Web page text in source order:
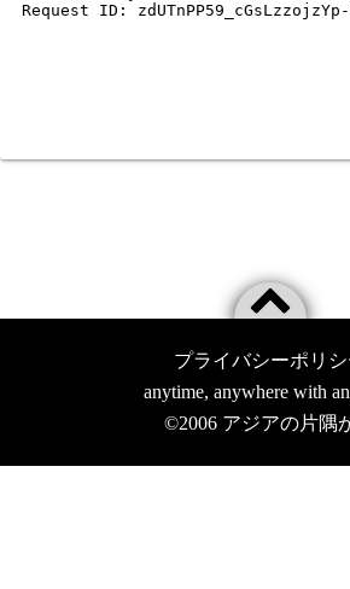
プライバシーポリシ
anytime, anywhere with
©2006 アジアの片隅